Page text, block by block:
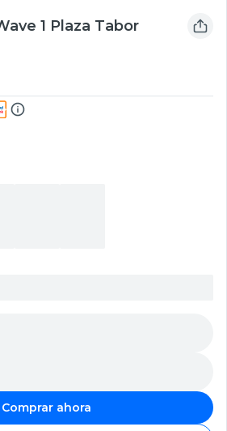
1 Plaza Tabor
Comprar ahora